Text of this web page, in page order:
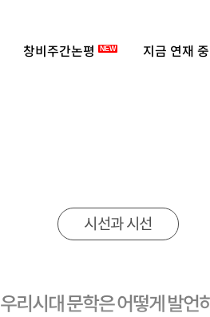
창비주간논평 NEW 지금 연재 중
시선과 시선
우리시대 문학은 어떻게 발언